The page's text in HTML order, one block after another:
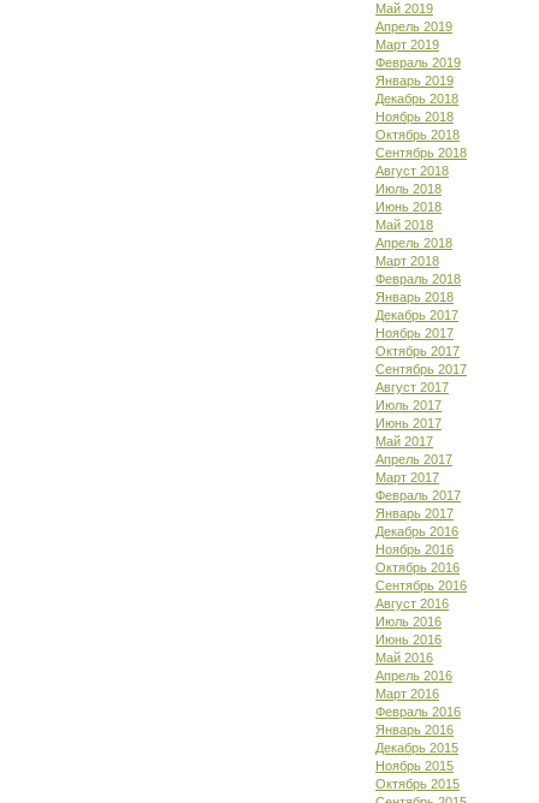
Май 2019
Апрель 2019
Март 2019
Февраль 2019
Январь 2019
Декабрь 2018
Ноябрь 2018
Октябрь 2018
Сентябрь 2018
Август 2018
Июль 2018
Июнь 2018
Май 2018
Апрель 2018
Март 2018
Февраль 2018
Январь 2018
Декабрь 2017
Ноябрь 2017
Октябрь 2017
Сентябрь 2017
Август 2017
Июль 2017
Июнь 2017
Май 2017
Апрель 2017
Март 2017
Февраль 2017
Январь 2017
Декабрь 2016
Ноябрь 2016
Октябрь 2016
Сентябрь 2016
Август 2016
Июль 2016
Июнь 2016
Май 2016
Апрель 2016
Март 2016
Февраль 2016
Январь 2016
Декабрь 2015
Ноябрь 2015
Октябрь 2015